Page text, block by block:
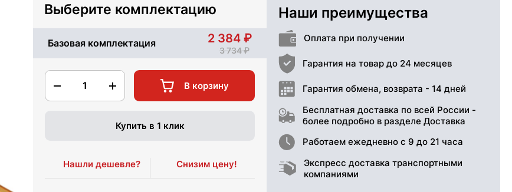
Выберите комплектацию
Базовая комплектация 2 384
3 734
1 В корзину
Купить в 1 клик
Нашли дешевле? Снизим цену!
Наши преимущества
Оплата при получении
Гарантия на товар до 24 месяцев
Гарантия обмена, возврата - 14 дней
Бесплатная доставка по всей России -
более подробно в разделе Доставка
Работаем ежедневно с 9 до 21 часа
Экспресс доставка транспортными
компаниями